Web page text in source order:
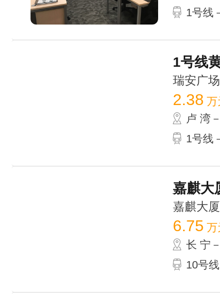
1号线
1号线
瑞安广
2.38 万
卢 湾
1号线
嘉麒大
嘉麒大
6.75 万
长 宁
10号